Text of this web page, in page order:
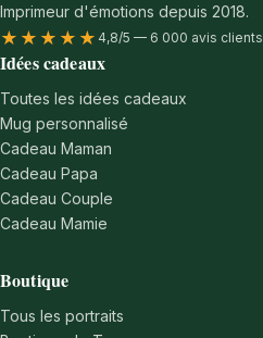
Imprimeur d'émotions depuis 2018.
★★★★★ 4,8/5 — 6 000 avis clients
Idées cadeaux
Toutes les idées cadeaux
Mug personnalisé
Cadeau Maman
Cadeau Papa
Cadeau Couple
Cadeau Mamie
Boutique
Tous les portraits